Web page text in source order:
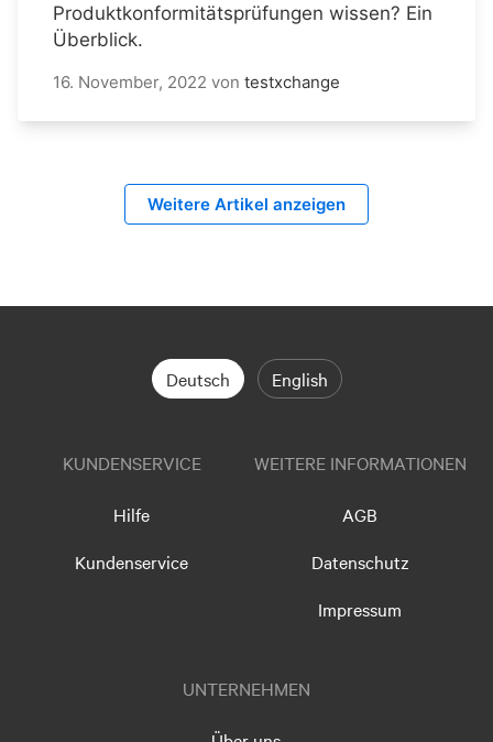
Produktkonformitätsprüfungen wissen? Ein
Überblick.
16. November, 2022 von testxchange
Weitere Artikel anzeigen
Deutsch English
KUNDENSERVICE
Hilfe
Kundenservice
WEITERE INFORMATIONEN
AGB
Datenschutz
Impressum
UNTERNEHMEN